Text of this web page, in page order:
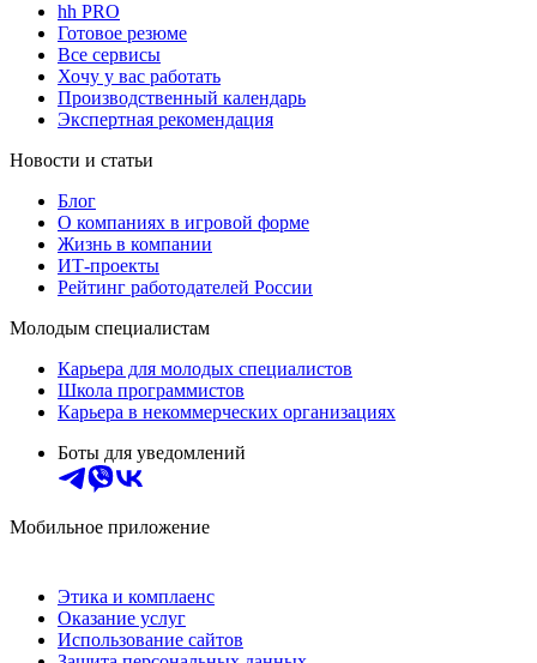
hh PRO
Готовое резюме
Все сервисы
Хочу у вас работать
Производственный календарь
Экспертная рекомендация
Новости и статьи
Блог
О компаниях в игровой форме
Жизнь в компании
ИТ-проекты
Рейтинг работодателей России
Молодым специалистам
Карьера для молодых специалистов
Школа программистов
Карьера в некоммерческих организациях
Боты для уведомлений
Мобильное приложение
Этика и комплаенс
Оказание услуг
Использование сайтов